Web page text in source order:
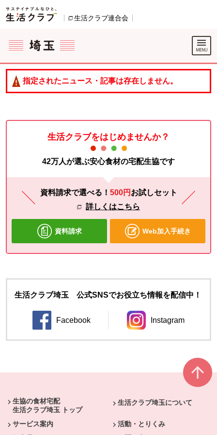
ページの先頭です。
生活クラブ連合会
ここからサイト内共通メニューです。
サイト内共通メニューをスキップする
サイト内共通メニューここまで。
指定されたニュース・記事は存在しません。
生活クラブをはじめませんか？
42万人が選ぶ安心食材の宅配生協です
資料請求で選べる！ 500円 お試しセット
詳しくはこちら
資料請求 Web加入手続き
生活クラブ埼玉 公式SNSでお役立ち情報を配信中！
Facebook
別のウィンドウで開きます。
Instagram
別のウィンドウ
生協の食材宅配
生活クラブ埼玉 トップ
生活クラブ埼玉について
サービス案内
活動・とりくみ